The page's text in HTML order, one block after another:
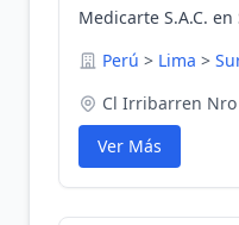
Medicarte S.A.C.
Perú > Lima >
Cl Irribarren
Ver Más